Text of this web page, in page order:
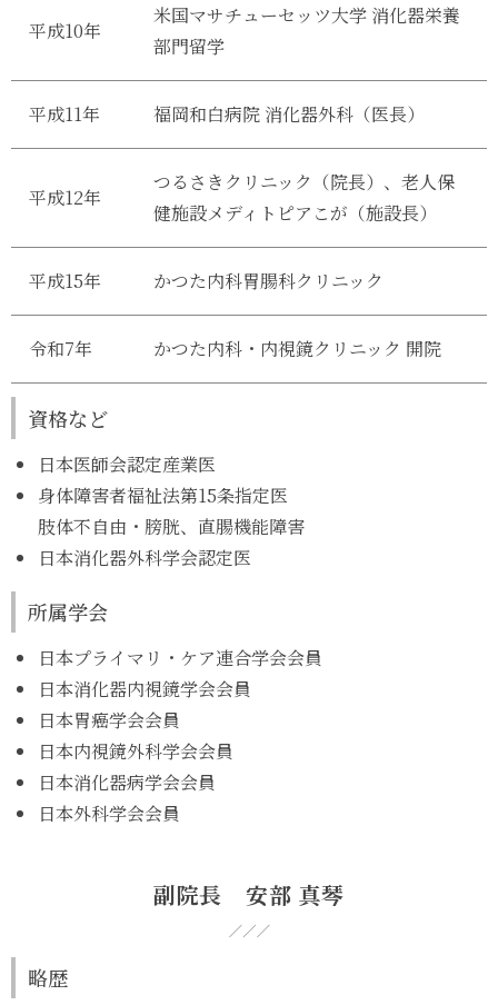
平成10年
米国マサチューセッツ大学 消化器栄養
部門留学
平成11年 福岡和白病院 消化器外科（医長）
平成12年
つるさきクリニック（院長）、老人保
健施設メディトピアこが（施設長）
平成15年 かつた内科胃腸科クリニック
令和7年 かつた内科・内視鏡クリニック 開院
資格など
日本医師会認定産業医
身体障害者福祉法第15条指定医
肢体不自由・膀胱、直腸機能障害
日本消化器外科学会認定医
所属学会
日本プライマリ・ケア連合学会会員
日本消化器内視鏡学会会員
日本胃癌学会会員
日本内視鏡外科学会会員
日本消化器病学会会員
日本外科学会会員
副院長 安部 真琴
略歴